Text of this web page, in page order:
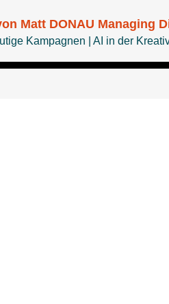
Matt DONAU Managing
Kampagnen | AI in der